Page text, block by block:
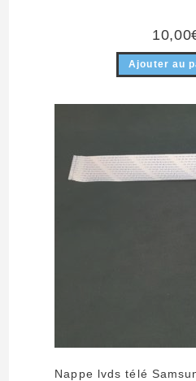
10,00
Ajouter au
Nappe lvds télé